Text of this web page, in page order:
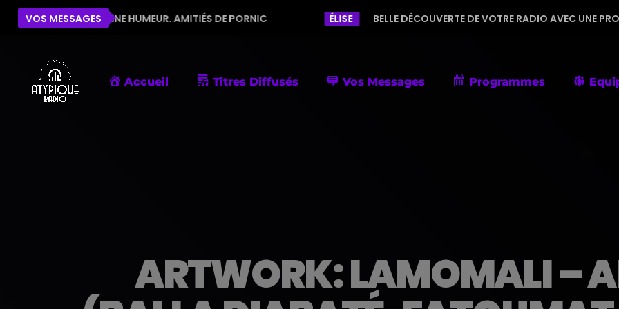
VOS MESSAGES
BONNE HUMEUR. AMITIÉS DE PORNIC ÉLISE BELLE DÉCOUVERTE DE VOTRE RADIO AVEC UNE
Accueil Titres Diffusés Vos Messages Programmes
ARTWORK: LAMOMALI –